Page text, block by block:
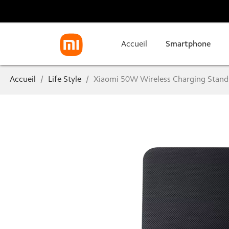
Accueil Smartphone
Accueil Life Style Xiaomi 50W Wireless Charging Stand